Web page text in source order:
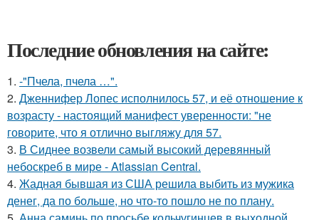
Последние обновления на сайте:
1. -"Пчела, пчела …".
2. Дженнифер Лопес исполнилось 57, и её отношение к
возрасту - настоящий манифест уверенности: "не
говорите, что я отлично выгляжу для 57.
3. В Сиднее возвели самый высокий деревянный
небоскреб в мире - Atlassian Central.
4. Жадная бывшая из США решила выбить из мужика
денег, да по больше, но что-то пошло не по плану.